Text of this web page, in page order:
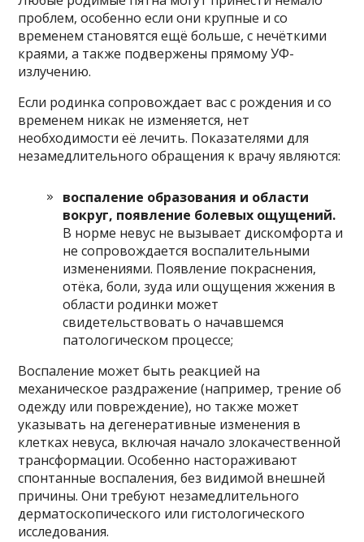
проблем, особенно если они крупные и со
временем становятся ещё больше, с нечёткими
краями, а также подвержены прямому УФ-
излучению.
Если родинка сопровождает вас с рождения и со
временем никак не изменяется, нет
необходимости её лечить. Показателями для
незамедлительного обращения к врачу являются:
воспаление образования и области
вокруг, появление болевых ощущений.
В норме невус не вызывает дискомфорта и
не сопровождается воспалительными
изменениями. Появление покраснения,
отёка, боли, зуда или ощущения жжения в
области родинки может
свидетельствовать о начавшемся
патологическом процессе;
Воспаление может быть реакцией на
механическое раздражение (например, трение об
одежду или повреждение), но также может
указывать на дегенеративные изменения в
клетках невуса, включая начало злокачественной
трансформации. Особенно настораживают
спонтанные воспаления, без видимой внешней
причины. Они требуют незамедлительного
дерматоскопического или гистологического
исследования.